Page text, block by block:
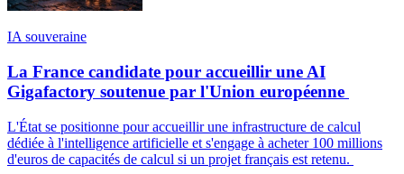
IA souveraine
La France candidate pour accueillir une AI
Gigafactory soutenue par l'Union européenne
L'État se positionne pour accueillir une infrastructure de calcul
dédiée à l'intelligence artificielle et s'engage à acheter 100 millions
d'euros de capacités de calcul si un projet français est retenu.